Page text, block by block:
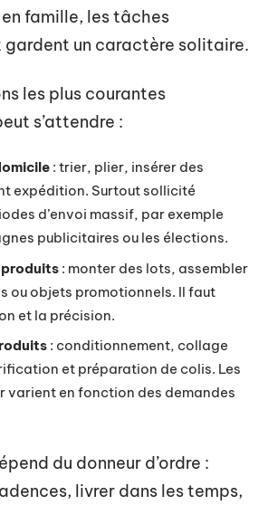
famille, les tâches
gardent un caractère solitaire.
les plus courantes
s’attendre :
: trier, plier, insérer des
expédition. Surtout sollicité
d’envoi massif, par exemple
publicitaires ou les élections.
produits : monter des lots, assembler
ou objets promotionnels. Il faut
et la précision.
: conditionnement, collage
et préparation de colis. Les
varient en fonction des demandes
du donneur d’ordre :
livrer dans les temps,